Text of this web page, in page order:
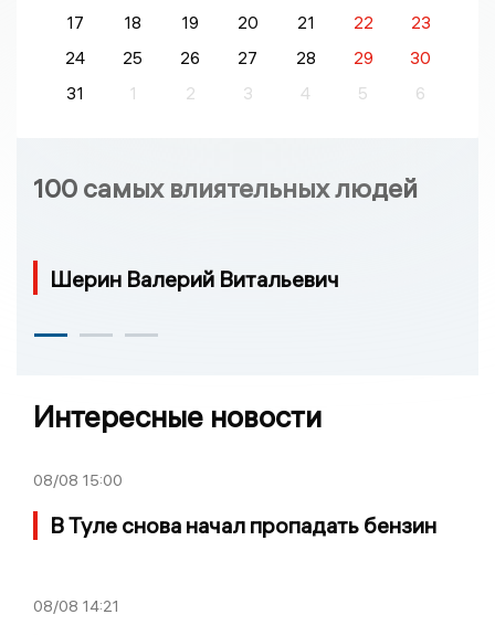
17
18 19 20 21 22
23
24
25 26 27 28 29
30
31
1 2 3 4 5 6
100 самых влиятельных людей
Шерин Валерий Витальевич
Интересные новости
08/08 15:00
В Туле снова начал пропадать бензин
08/08 14:21